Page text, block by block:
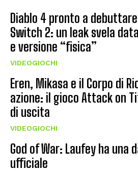
Diablo 4 pronto a
Switch 2: un leak svela
e versione “fisica”
VIDEOGIOCHI
Eren, Mikasa e il Corpo di
azione: il gioco Attack on
di uscita
VIDEOGIOCHI
God of War: Laufey ha una
ufficiale